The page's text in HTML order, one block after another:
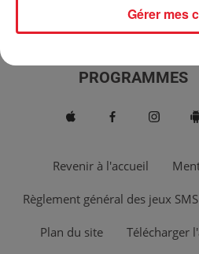
ACTUS
PROGRAMMES
Revenir à l'accueil
Règlement général des jeux SMS
Plan du site Télécharger
Gérer mes